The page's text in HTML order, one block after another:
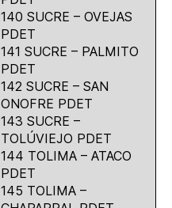
140 SUCRE – OVEJAS
PDET
141 SUCRE – PALMITO
PDET
142 SUCRE – SAN
ONOFRE PDET
143 SUCRE –
TOLÚVIEJO PDET
144 TOLIMA – ATACO
PDET
145 TOLIMA –